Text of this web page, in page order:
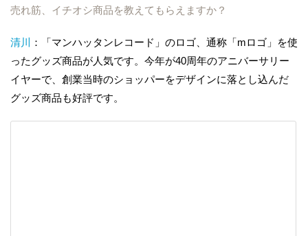
売れ筋、イチオシ商品を教えてもらえますか？
清川
：「マンハッタンレコード」のロゴ、通称「mロゴ」を使
ったグッズ商品が人気です。今年が40周年のアニバーサリー
イヤーで、創業当時のショッパーをデザインに落とし込んだ
グッズ商品も好評です。